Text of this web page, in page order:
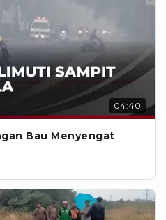
04:40
Bau Menyengat